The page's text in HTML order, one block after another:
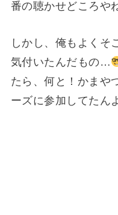
番の聴かせどころや
しかし、俺もよくそ
気付いたんだもの…
たら、何と！かまや
ーズに参加してた